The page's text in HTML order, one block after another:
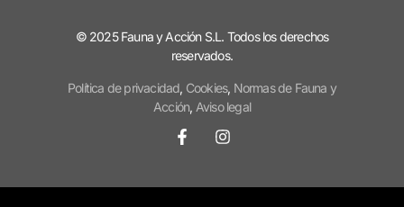
© 2025 Fauna y Acción S.L. Todos los derechos
reservados.
Política de privacidad, Cookies, Normas de Fauna y
Acción, Aviso legal